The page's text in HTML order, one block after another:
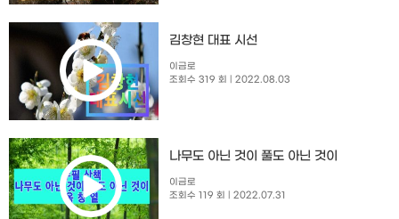
김창현 대표 시선
이금로
조회수 319 회
| 2022.08.03
나무도 아닌 것이 풀도 아닌 것이
이금로
조회수 119 회
| 2022.07.31